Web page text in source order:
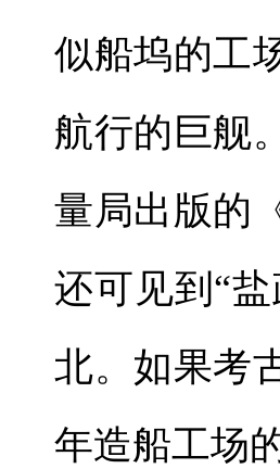
似船坞的工
航行的巨舰
量局出版的
还可见到“
北。如果考
年造船工场